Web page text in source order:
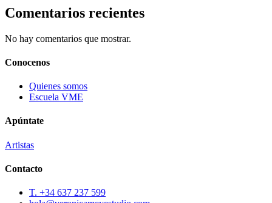
Comentarios recientes
No hay comentarios que mostrar.
Conocenos
Quienes somos
Escuela VME
Apúntate
Artistas
Contacto
T. +34 637 237 599